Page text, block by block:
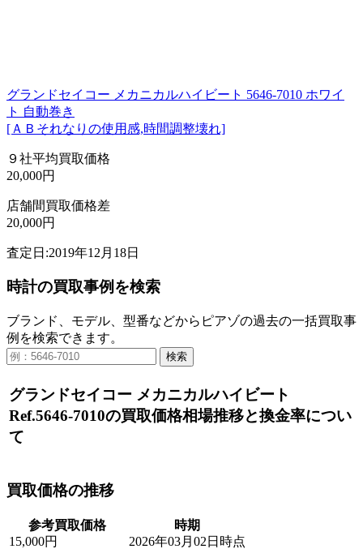
グランドセイコー メカニカルハイビート 5646-7010 ホワイ
ト 自動巻き
[ＡＢそれなりの使用感,時間調整壊れ]
９社平均買取価格
20,000円
店舗間買取価格差
20,000円
査定日:2019年12月18日
時計の買取事例を検索
ブランド、モデル、型番などからピアゾの過去の一括買取事
例を検索できます。
検索
グランドセイコー メカニカルハイビート
Ref.5646-7010の買取価格相場推移と換金率につい
て
買取価格の推移
参考買取価格
時期
15,000円
2026年03月02日時点